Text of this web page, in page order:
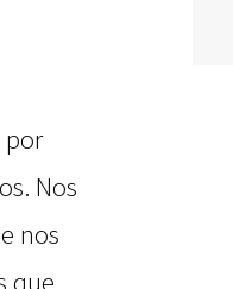
por
Nos
nos